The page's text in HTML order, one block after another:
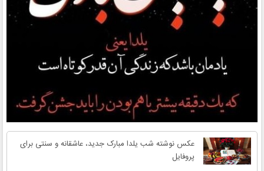
عکس نوشته شب یلدا مبارک جدید، عاشقانه و سنتی برای
پروفایل